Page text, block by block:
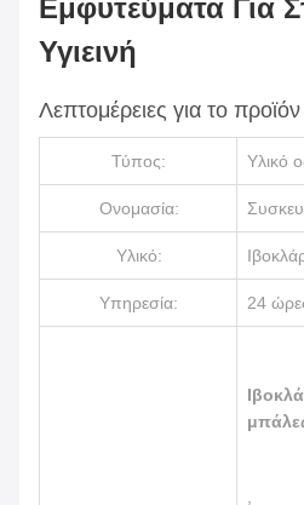
Εμφυτεύματα Για
Υγιεινή
Λεπτομέρειες για το προϊόν
Τύπος: Υλικό
Ονομασία:
Υλικό:
Υπηρεσία: 24